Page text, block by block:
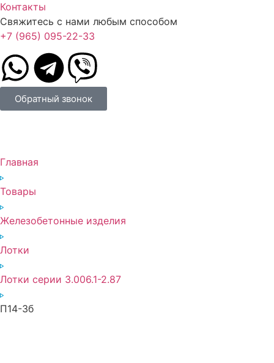
Контакты
Свяжитесь с нами любым способом
+7 (965) 095-22-33
Обратный звонок
Главная
Товары
Железобетонные изделия
Лотки
Лотки серии 3.006.1-2.87
П14-3б